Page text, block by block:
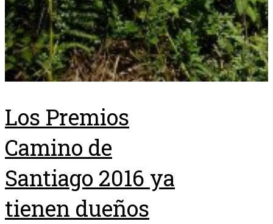
Los Premios
Camino de
Santiago 2016 ya
tienen dueños